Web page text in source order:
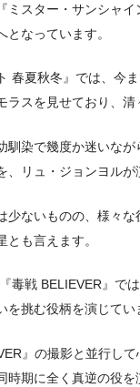
ミスター・サンシャイ
なっています。
春夏秋冬』では、今
ラスを見せており、清
馴染で幾度か迷いな
、リュ・ジョンヨルが
少ないものの、様々な
も言えます。
毒戦 BELIEVER』で
挑む役柄を演じてい
』の撮影と並行し
時期に全く真逆の役を